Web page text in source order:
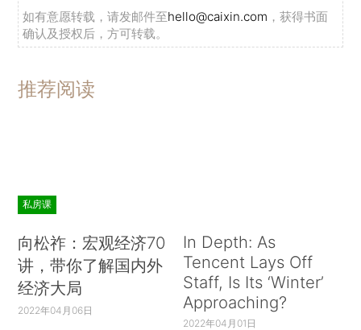
如有意愿转载，请发邮件至hello@caixin.com ，获得书面
确认及授权后，方可转载。
推荐阅读
私房课
向松祚：宏观经济70
讲，带你了解国内外
经济大局
2022年04月06日
In Depth: As
Tencent Lays Off
Staff, Is Its ‘Winter’
Approaching?
2022年04月01日